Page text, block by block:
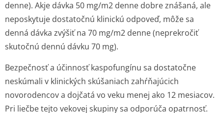
denne). Akje dávka 50 mg/m2 denne dobre znášaná, ale
neposkytuje dostatočnú klinickú odpoveď, môže sa
denná dávka zvýšiť na 70 mg/m2 denne (neprekročiť
skutočnú dennú dávku 70 mg).
Bezpečnosť a účinnosť kaspofungínu sa dostatočne
neskúmali v klinických skúšaniach zahŕňajúcich
novorodencov a dojčatá vo veku menej ako 12 mesiacov.
Pri liečbe tejto vekovej skupiny sa odporúča opatrnosť.